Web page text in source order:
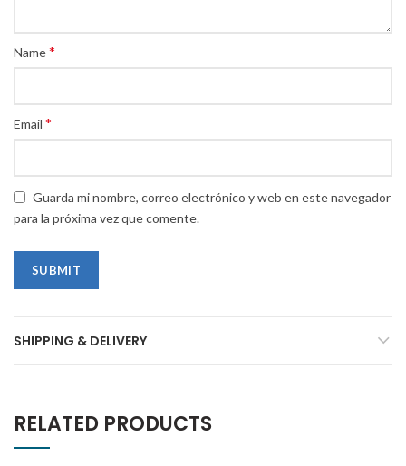
Name*
Email *
Guarda mi nombre, correo electrónico y web en este navegador
para la próxima vez que comente.
SHIPPING & DELIVERY
RELATED PRODUCTS